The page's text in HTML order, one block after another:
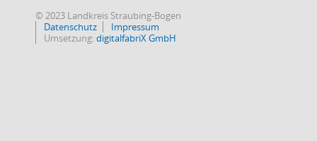
© 2023 Landkreis Straubing-Bogen
Datenschutz
Impressum
Umsetzung:digitalfabriX GmbH